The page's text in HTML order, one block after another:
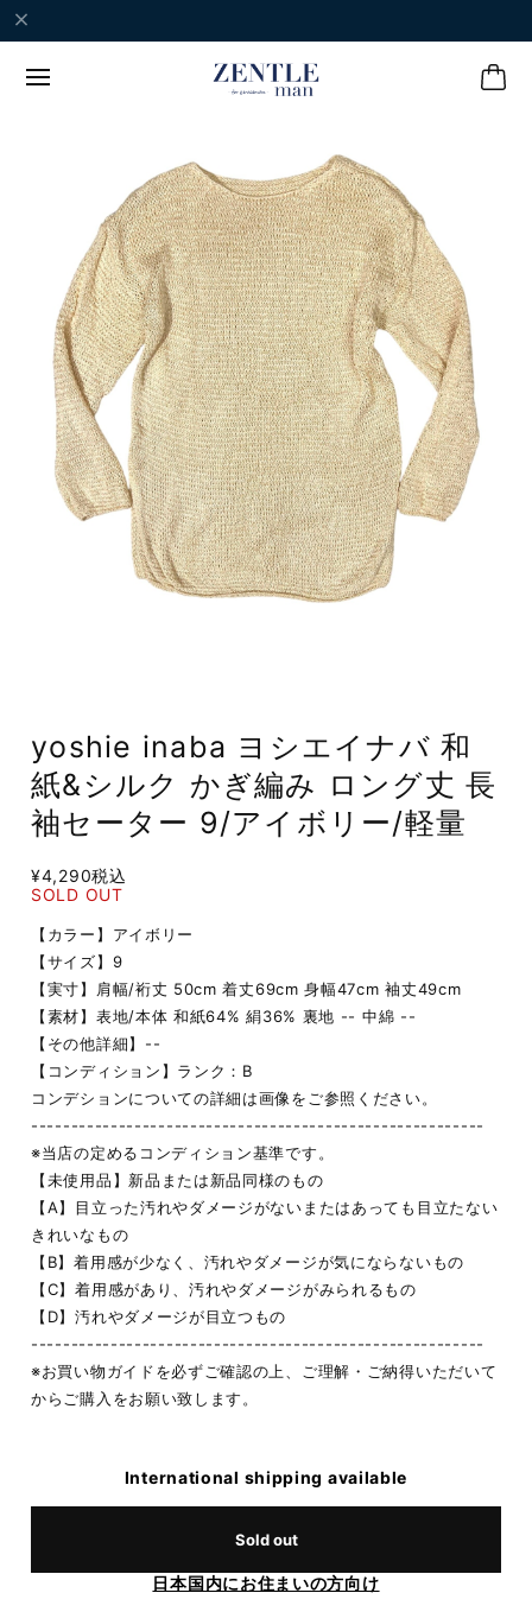
yoshie inaba ヨシエイナバ 和
紙&シルク かぎ編み ロング丈 長
袖セーター 9/アイボリー/軽量
¥4,290税込
SOLD OUT
【カラー】アイボリー
【サイズ】9
【実寸】肩幅/裄丈 50cm 着丈69cm 身幅47cm 袖丈49cm
【素材】表地/本体 和紙64% 絹36% 裏地 -- 中綿 --
【その他詳細】--
【コンディション】ランク：B
コンデションについての詳細は画像をご参照ください。
---------------------------------------------------------
※当店の定めるコンディション基準です。
【未使用品】新品または新品同様のもの
【A】目立った汚れやダメージがないまたはあっても目立たない
きれいなもの
【B】着用感が少なく、汚れやダメージが気にならないもの
【C】着用感があり、汚れやダメージがみられるもの
【D】汚れやダメージが目立つもの
---------------------------------------------------------
※お買い物ガイドを必ずご確認の上、ご理解・ご納得いただいて
からご購入をお願い致します。
International shipping available
Sold out
日本国内にお住まいの方向け